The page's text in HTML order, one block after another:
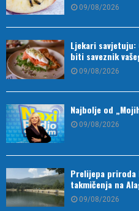
09/08/2026
Ljekari savjetuju:
biti saveznik
09/08/2026
Najbolje od
09/08/2026
Prelijepa priroda
takmičenja na
09/08/2026